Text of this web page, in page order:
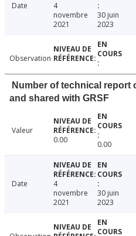
Date
4
novembre
2021
30 juin
2023
Observation
Number of technical report
and shared with GRSF
Valeur
0.00
0.00
Date
4
novembre
2021
30 juin
2023